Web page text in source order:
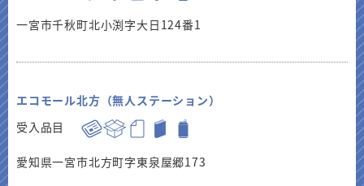
一宮市千秋町北小渕字大日124番1
エコモール北方（無人ステーション）
受入品目
愛知県一宮市北方町字東泉屋郷173